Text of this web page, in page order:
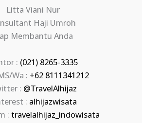
Litta Viani Nur
Haji Umroh
Membantu Anda
: (021) 8265-3335
Wa : +62 8111341212
: @TravelAlhijaz
: alhijazwisata
: travelalhijaz_indowisata